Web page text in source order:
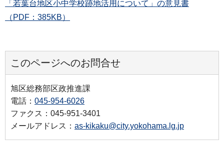
「若葉台地区小中学校跡地活用について」の意見書
（PDF：385KB）
このページへのお問合せ
旭区総務部区政推進課
電話： 045-954-6026
ファクス：045-951-3401
メールアドレス： as-kikaku@city.yokohama.lg.jp